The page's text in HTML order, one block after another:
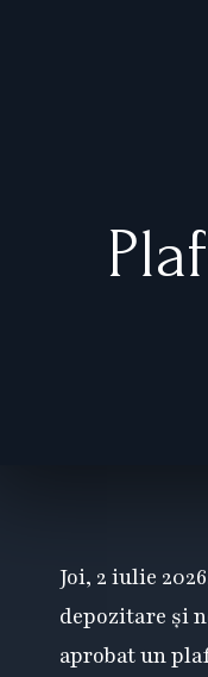
Joi, 2 iulie
depozitare şi
aprobat un